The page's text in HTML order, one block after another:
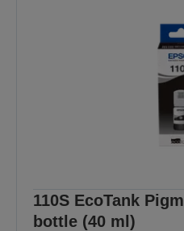
110S EcoTank
bottle (40 ml)